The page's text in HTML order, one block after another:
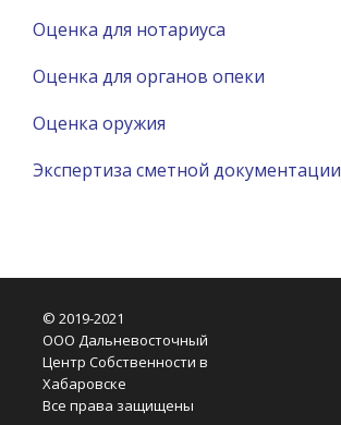
Оценка для нотариуса
Оценка для органов опеки
Оценка оружия
Экспертиза сметной документации
© 2019-2021
ООО Дальневосточный
Центр Собственности в
Хабаровске
Все права защищены